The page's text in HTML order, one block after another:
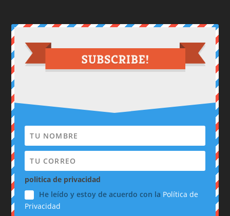
politica de privacidad
He leído y estoy de acuerdo con la Política de
Privacidad